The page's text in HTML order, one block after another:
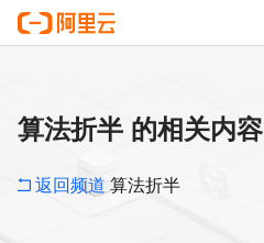
算法折半 的相关内容
返回频道 算法折半